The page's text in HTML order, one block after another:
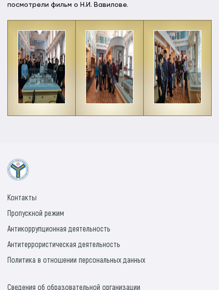
посмотрели фильм о Н.И. Вавилове.
Контакты
Пропускной режим
Антикоррупционная деятельность
Антитеррористическая деятельность
Политика в отношении персональных данных
Сведения об образовательной организации